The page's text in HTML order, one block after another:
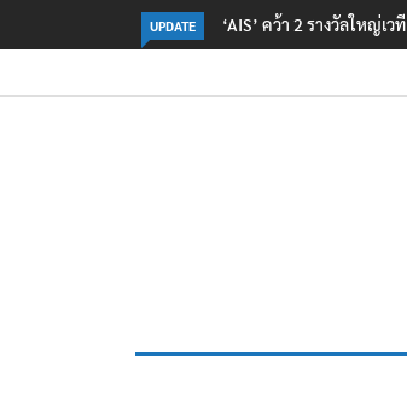
UPDATE ‘AIS’ คว้า 2 รางวัลใหญ่